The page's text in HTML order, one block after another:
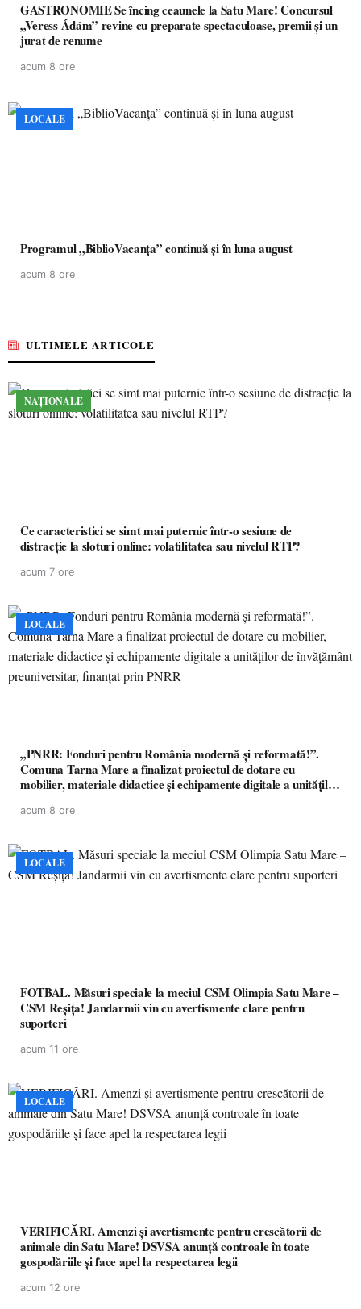
GASTRONOMIE Se încing ceaunele la Satu Mare! Concursul
„Veress Ádám” revine cu preparate spectaculoase, premii și un
jurat de renume
acum 8 ore
LOCALE
Programul „BiblioVacanța” continuă și în luna august
acum 8 ore
ULTIMELE ARTICOLE
NAȚIONALE
Ce caracteristici se simt mai puternic într-o sesiune de
distracție la sloturi online: volatilitatea sau nivelul RTP?
acum 7 ore
LOCALE
„PNRR: Fonduri pentru România modernă și reformată!”.
Comuna Tarna Mare a finalizat proiectul de dotare cu
mobilier, materiale didactice și echipamente digitale a unităților
acum 8 ore
LOCALE
FOTBAL. Măsuri speciale la meciul CSM Olimpia Satu Mare –
CSM Reșița! Jandarmii vin cu avertismente clare pentru
suporteri
acum 11 ore
LOCALE
VERIFICĂRI. Amenzi și avertismente pentru crescătorii de
animale din Satu Mare! DSVSA anunță controale în toate
gospodăriile și face apel la respectarea legii
acum 12 ore